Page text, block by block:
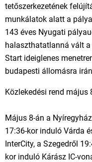
tetőszerkezetének
munkálatok alatt a
143 éves Nyugati
halaszthatatlanná vált
Start ideiglenes
budapesti állomásra
Közlekedési rend
Május 8-án a
17:36-kor induló Várda
InterCity, a Szegedről
kor induló Kárász IC-